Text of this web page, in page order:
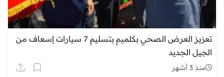
تعزيز العرض الصحي بكلميم بتسليم 7 سيارات إسعاف من
الجيل الجديد
منذ 3 أشهر